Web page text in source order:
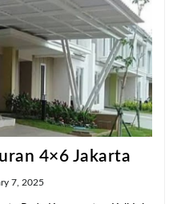
4×6 Jakarta
7, 2025